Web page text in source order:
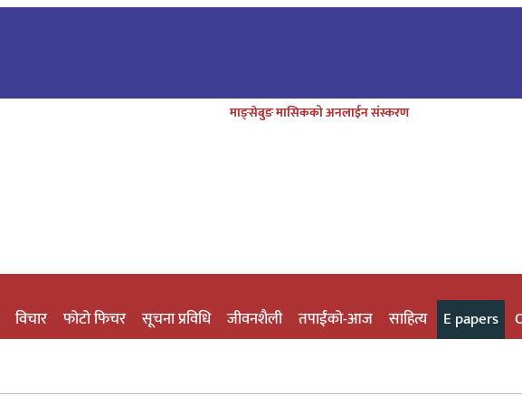
माङ्सेबुङ मासिकको अनलाईन संस्करण
विचार फोटो फिचर सूचना प्रविधि जीवनशैली तपाईंको-आज साहित्य E papers